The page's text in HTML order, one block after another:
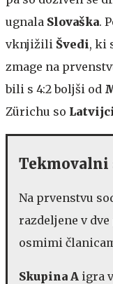
ugnala Slovaška.
vknjižili Švedi, ki
zmage na
bili s 4:2 boljši od
Zürichu so Latvijci
Tekmovalni
Na prvenstvu
razdeljene v
osmimi
Skupina A igra